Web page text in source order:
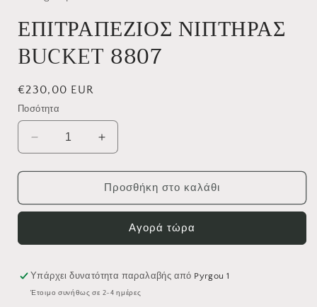
ΕΠΙΤΡΑΠΕΖΙΟΣ ΝΙΠΤΗΡΑΣ
BUCKET 8807
Κανονική
τιμή
€230,00 EUR
Ποσότητα
Μείωση
ποσότητας
για
ΕΠΙΤΡΑΠΕΖΙΟΣ
ΝΙΠΤΗΡΑΣ
Αύξηση
ποσότητας
για
ΕΠΙΤΡΑΠΕΖΙΟΣ
ΝΙΠΤΗΡΑΣ
Προσθήκη στο καλάθι
Αγορά τώρα
Υπάρχει δυνατότητα παραλαβής από Pyrgou 1
Έτοιμο συνήθως σε 2-4 ημέρες